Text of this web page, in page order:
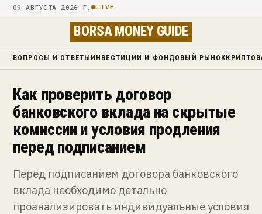
09 АВГУСТА 2026 Г. LIVE
BORSA MONEY GUIDE
ВОПРОСЫ И ОТВЕТЫ ИНВЕСТИЦИИ И ФОНДОВЫЙ РЫНОК
Как проверить договор
банковского вклада на скрытые
комиссии и условия продления
перед подписанием
Перед подписанием договора банковского
вклада необходимо детально
проанализировать индивидуальные условия